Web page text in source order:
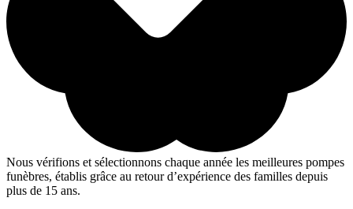
Nous vérifions et sélectionnons chaque année les meilleures pompes
funèbres, établis grâce au retour d’expérience des familles depuis
plus de 15 ans.